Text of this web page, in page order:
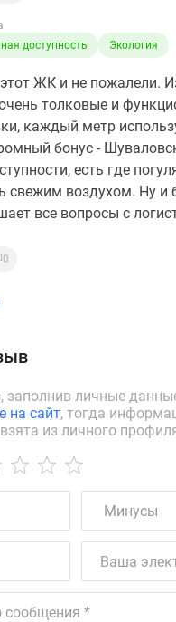
доступность
Экология
ЖК и не пожалели.
толковые и
каждый метр
бонус -
есть где
свежим воздухом. Ну и
все вопросы с
0
заполнив личные
на сайт, тогда
из личного